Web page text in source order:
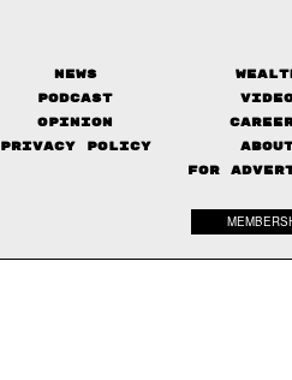
News
Podcast
Opinion
Privacy Policy
FOR